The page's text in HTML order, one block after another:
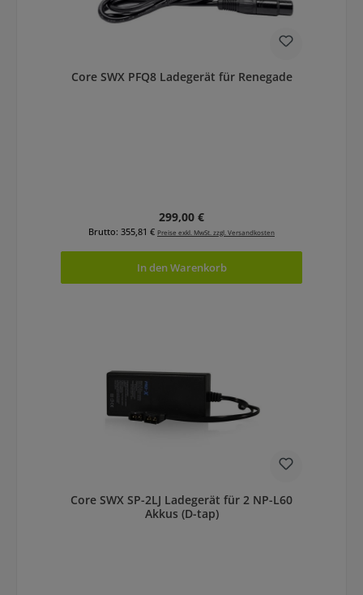
Core SWX PFQ8 Ladegerät für Renegade
Regulärer Preis:
299,00 €
Brutto: 355,81 € Preise exkl. MwSt. zzgl. Versandkosten
In den Warenkorb
Core SWX SP-2LJ Ladegerät für 2 NP-L60
Akkus (D-tap)